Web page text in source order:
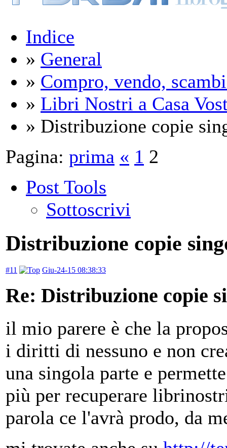
Indice
» General
» Compro, vendo,
» Libri Nostri a Casa
» Distribuzione copie
Pagina: prima « 1 2
Post Tools
Sottoscrivi
Distribuzione copie
#11 Giu-24-15 08:38:33
Re: Distribuzione copie
il mio parere è che la
i diritti di nessuno e non
una singola parte e
più per recuperare
parola ce l'avrà prodo, da